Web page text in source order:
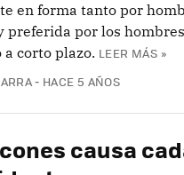
en forma tanto por
preferida por los
corto plazo. LEER MÁS »
HACE 5 AÑOS
causa